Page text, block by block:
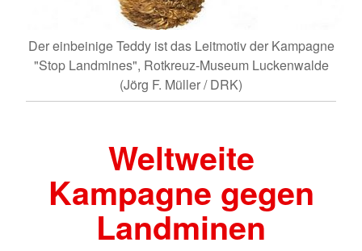
Der einbeinige Teddy ist das Leitmotiv der Kampagne
"Stop Landmines", Rotkreuz-Museum Luckenwalde
(Jörg F. Müller / DRK)
Weltweite
Kampagne gegen
Landminen